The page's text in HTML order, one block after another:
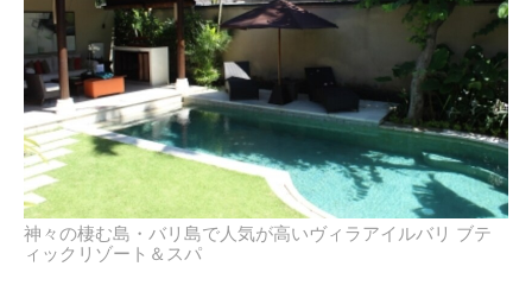
神々の棲む島・バリ島で人気が高いヴィラアイルバリ ブテ
ィックリゾート＆スパ